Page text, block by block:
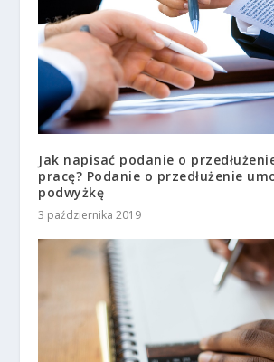
Jak napisać podanie o
pracę? Podanie o przedłużenie
podwyżkę
3 października 2019